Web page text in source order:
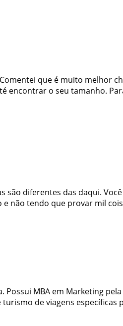
que é muito melhor
encontrar o seu tamanho.
diferentes das daqui.
não tendo que provar mil
MBA em Marketing
de viagens específicas